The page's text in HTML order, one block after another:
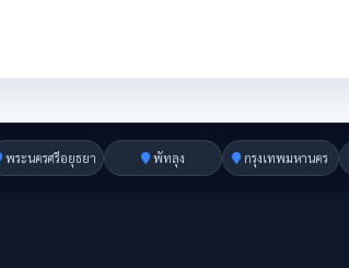
พระนครศรีอยุธยา พัทลุง กรุงเทพมหานคร